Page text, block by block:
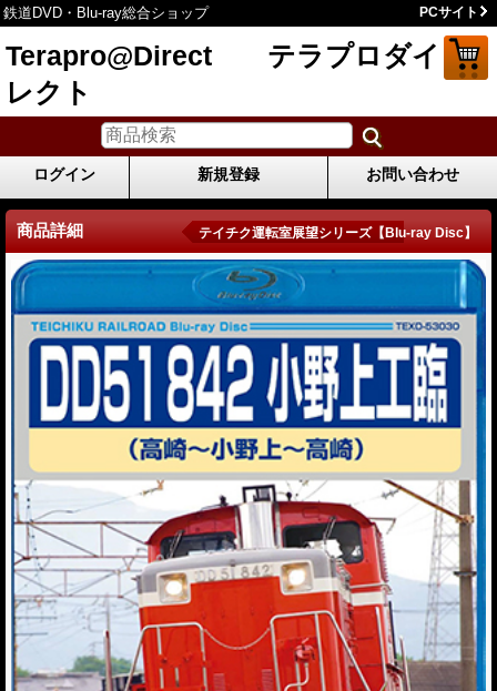
鉄道DVD・Blu-ray総合ショップ PCサイト
Terapro@Direct テラプロダイ
レクト
ログイン 新規登録 お問い合わせ
商品詳細 テイチク運転室展望シリーズ【Blu-ray Disc】